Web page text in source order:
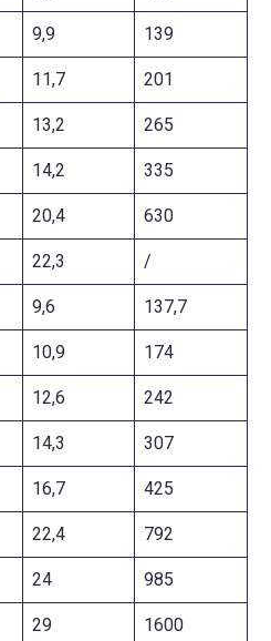
9,9 139
11,7 201
13,2 265
14,2 335
20,4 630
22,3 /
9,6 137,7
10,9 174
12,6 242
14,3 307
16,7 425
22,4 792
24 985
29 1600